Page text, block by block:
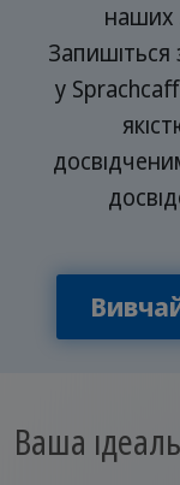
наших
у
Ваша